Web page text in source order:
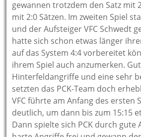
gewannen trotzdem den Satz mit
mit 2:0 Sätzen. Im zweiten Spiel
und der Aufsteiger VFC Schwedt
hatte sich schon etwas länger
auf das System 4:4 vorbereitet
ihrem Spiel auch anzumerken.
Hinterfeldangriffe und eine sehr
setzten das PCK-Team doch
VFC führte am Anfang des ersten
deutlich, um dann bis zum 15:15
Dann spielte sich PCK durch gute